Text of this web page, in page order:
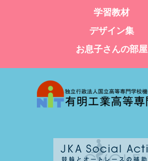
学習教材
デザイン集
お息子さんの部屋